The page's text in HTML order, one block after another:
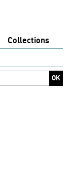
Collections